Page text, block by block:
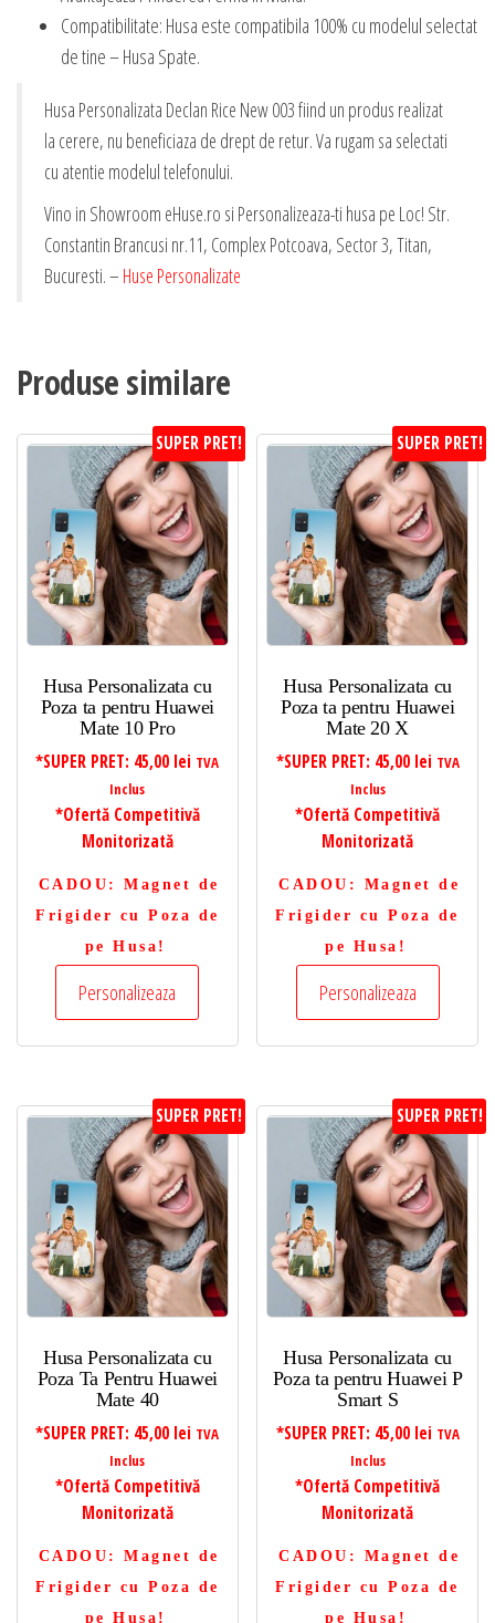
Compatibilitate: Husa este compatibila 100% cu modelul selectat
de tine – Husa Spate.
Husa Personalizata Declan Rice New 003 fiind un produs realizat
la cerere, nu beneficiaza de drept de retur. Va rugam sa selectati
cu atentie modelul telefonului.
Vino in Showroom eHuse.ro si Personalizeaza-ti husa pe Loc! Str.
Constantin Brancusi nr.11, Complex Potcoava, Sector 3, Titan,
Bucuresti. – Huse Personalizate
Produse similare
SUPER PRET!
Husa Personalizata cu
Poza ta pentru Huawei
Mate 10 Pro
*SUPER PRET: 45,00 lei TVA
Inclus
*Ofertă Competitivă
Monitorizată
CADOU : Magnet de
Frigider cu Poza de
pe Husa!
Personalizeaza
SUPER PRET!
Husa Personalizata cu
Poza ta pentru Huawei
Mate 20 X
*SUPER PRET: 45,00 lei TVA
Inclus
*Ofertă Competitivă
Monitorizată
CADOU : Magnet de
Frigider cu Poza de
pe Husa!
Personalizeaza
SUPER PRET!
Husa Personalizata cu
Poza Ta Pentru Huawei
Mate 40
*SUPER PRET: 45,00 lei TVA
Inclus
*Ofertă Competitivă
Monitorizată
CADOU : Magnet de
Frigider cu Poza de
pe Husa!
SUPER PRET!
Husa Personalizata cu
Poza ta pentru Huawei P
Smart S
*SUPER PRET: 45,00 lei TVA
Inclus
*Ofertă Competitivă
Monitorizată
CADOU : Magnet de
Frigider cu Poza de
pe Husa!